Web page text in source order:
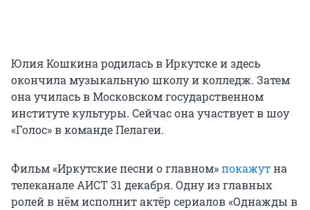
Юлия Кошкина родилась в Иркутске и здесь
окончила музыкальную школу и колледж. Затем
она училась в Московском государственном
институте культуры. Сейчас она участвует в шоу
«Голос» в команде Пелагеи.
Фильм «Иркутские песни о главном»покажутна
телеканале АИСТ 31 декабря. Одну из главных
ролей в нём исполнит актёр сериалов «Однажды в